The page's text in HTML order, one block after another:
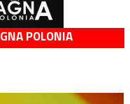
POLONIA